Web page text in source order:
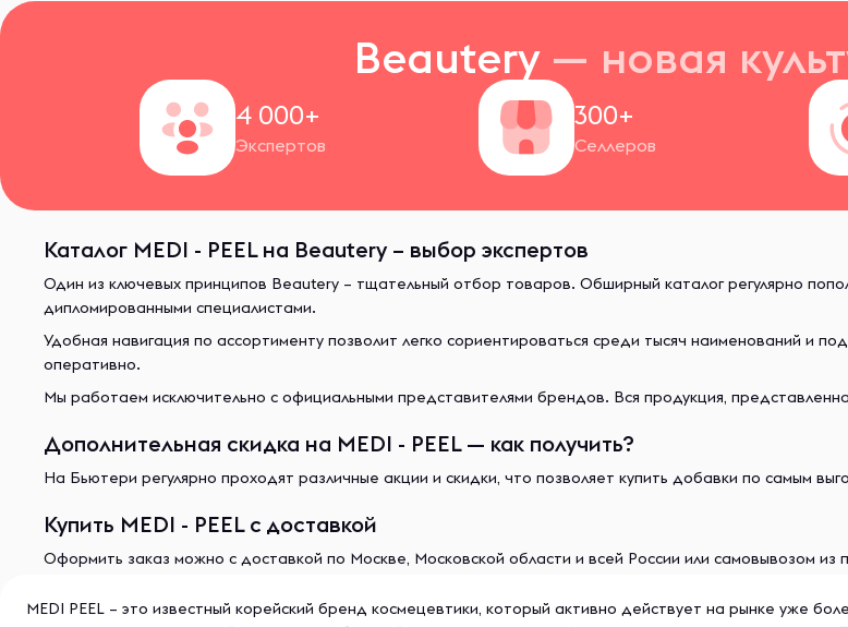
Beautery — новая
4 000+
Экспертов
300+
Селлеров
Каталог MEDI - PEEL на Beautery – выбор экспертов
Один из ключевых принципов Beautery – тщательный отбор товаров. Обширный каталог регулярно
дипломированными специалистами.
Удобная навигация по ассортименту позволит легко сориентироваться среди тысяч наименований и
оперативно.
Мы работаем исключительно с официальными представителями брендов. Вся продукция,
Дополнительная скидка на MEDI - PEEL — как получить?
На Бьютери регулярно проходят различные акции и скидки, что позволяет купить добавки по самым
Купить MEDI - PEEL с доставкой
Оформить заказ можно с доставкой по Москве, Московской области и всей России или самовывозом из
MEDI PEEL – это известный корейский бренд космецевтики, который активно действует на рынке уже